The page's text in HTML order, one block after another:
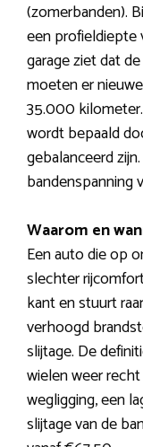
(zomerbanden).
een profieldiepte
garage ziet dat
moeten er
35.000
wordt bepaald
gebalanceerd
bandenspanning
Waarom en
Een auto die op
slechter
kant en stuurt
verhoogd
slijtage. De
wielen weer
wegligging, een
slijtage van de